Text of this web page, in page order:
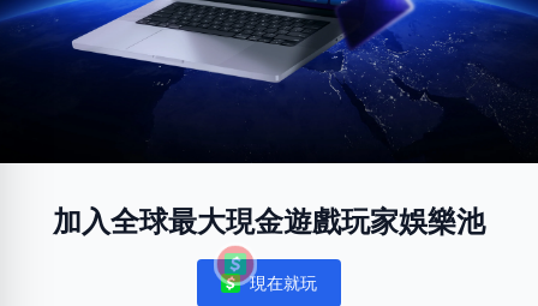
加入全球最大現金遊戲玩家娛樂池
Notifications
現在就玩